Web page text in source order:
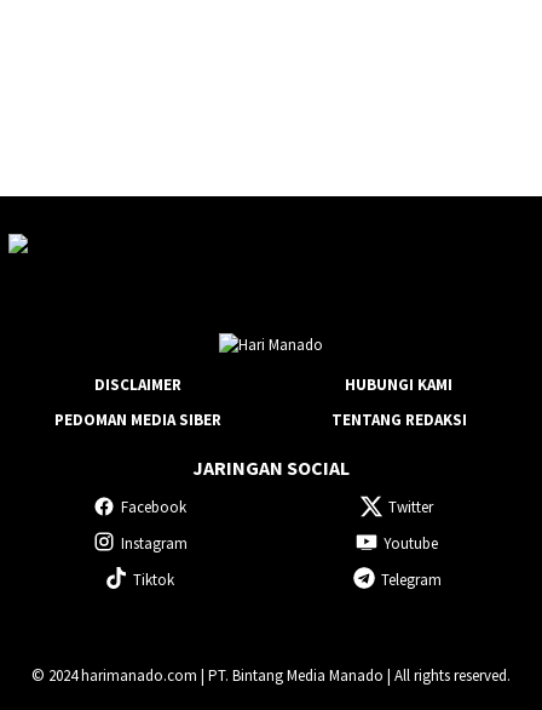
DISCLAIMER
HUBUNGI KAMI
PEDOMAN MEDIA SIBER
TENTANG REDAKSI
JARINGAN SOCIAL
Facebook
Twitter
Instagram
Youtube
Tiktok
Telegram
© 2024 harimanado.com | PT. Bintang Media Manado | All rights reserved.